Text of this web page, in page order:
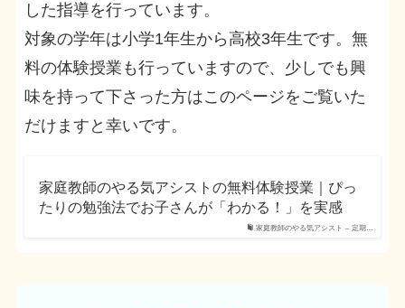
した指導を行っています。
対象の学年は小学1年生から高校3年生です。無
料の体験授業も行っていますので、少しでも興
味を持って下さった方はこのページをご覧いた
だけますと幸いです。
家庭教師のやる気アシスト – 定期…
家庭教師のやる気アシストの無料体験授業｜ぴっ
たりの勉強法でお子さんが「わかる！」を実感